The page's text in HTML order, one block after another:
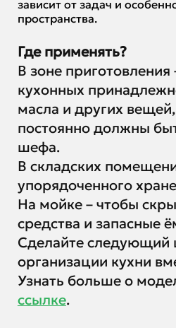
зависит от задач и
пространства.
Где применять?
В зоне приготовления
кухонных
масла и других
постоянно должны
шефа.
В складских
упорядоченного
На мойке – чтобы
средства и запасные
Сделайте следующий
организации кухни
Узнать больше о
ссылке.